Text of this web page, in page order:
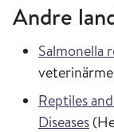
Andre
Salmonella
Reptiles
Diseases